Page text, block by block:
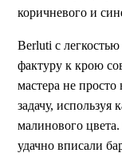
коричневого и
Berluti с
фактуру к крою
мастера не
задачу, используя
малинового
удачно вписали